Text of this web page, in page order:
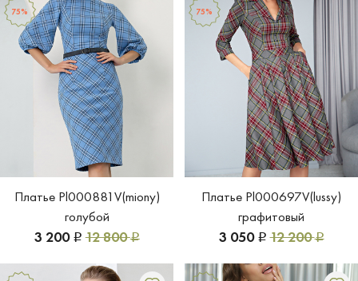
Платье Pl000881V(miony)
голубой
3 200 Р 12 800Р
75%
Платье Pl000697V(lussy)
графитовый
3 050 Р 12 200Р
75%